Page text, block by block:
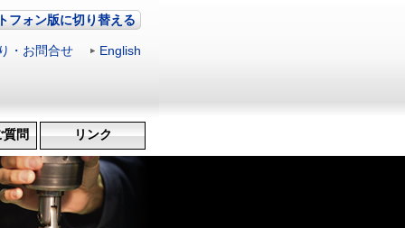
フォン版に切り替える
・お問合せ English
問 リンク